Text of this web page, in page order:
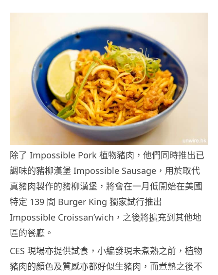
除了 Impossible Pork 植物豬肉，他們同時推出已
調味的豬柳漢堡 Impossible Sausage，用於取代
真豬肉製作的豬柳漢堡，將會在一月低開始在美國
特定 139 間 Burger King 獨家試行推出
Impossible Croissan’wich，之後將擴充到其他地
區的餐廳。
CES 現場亦提供試食，小編發現未煮熟之前，植物
豬肉的顏色及質感亦都好似生豬肉，而煮熟之後不